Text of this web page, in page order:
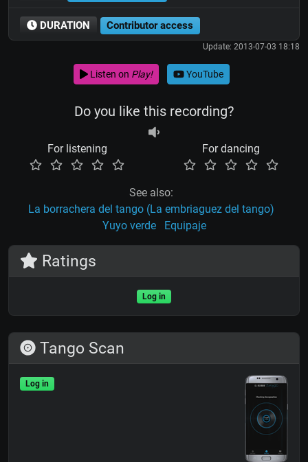
DURATION Contributor access
Update: 2013-07-03 18:18
Listen on Play! YouTube
Do you like this recording?
For listening For dancing
See also:
La borrachera del tango (La embriaguez del tango)
Yuyo verde
Equipaje
Ratings
Log in
Tango Scan
Log in